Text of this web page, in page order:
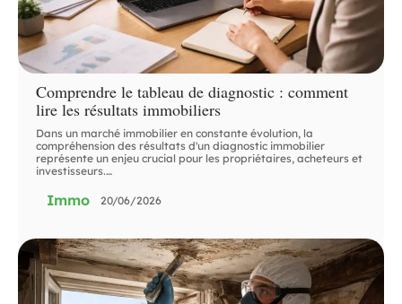
Comprendre le tableau de diagnostic : comment
lire les résultats immobiliers
Dans un marché immobilier en constante évolution, la
compréhension des résultats d'un diagnostic immobilier
représente un enjeu crucial pour les propriétaires, acheteurs et
investisseurs.…
Immo 20/06/2026